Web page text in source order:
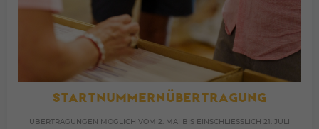
STARTNUMMERNÜBERTRAGUNG
ÜBERTRAGUNGEN MÖGLICH VOM 2. MAI BIS EINSCHLIESSLICH 21. JULI